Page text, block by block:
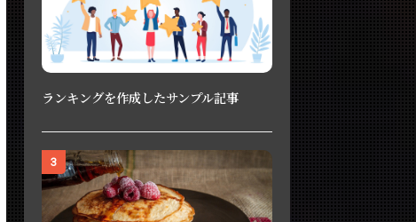
ランキングを作成したサンプル記事
3